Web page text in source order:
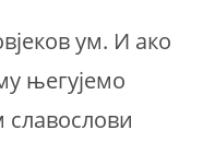
ум. И ако
његујемо